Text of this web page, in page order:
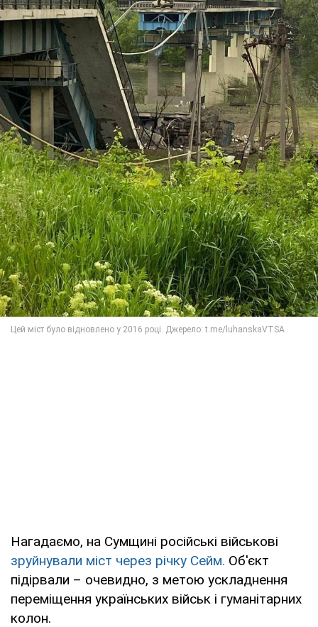
Нагадаємо, на Сумщині російські військові
зруйнували міст через річку Сейм. Об'єкт
підірвали – очевидно, з метою ускладнення
переміщення українських військ і гуманітарних
колон.